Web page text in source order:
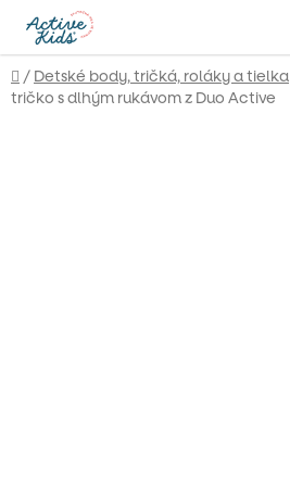
obsah
Domov
/ Detské body, tričká, roláky a tielka
tričko s dlhým rukávom z Duo Active